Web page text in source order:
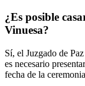
¿Es posible
Vinuesa?
Sí, el Juzgado de
es necesario
fecha de la